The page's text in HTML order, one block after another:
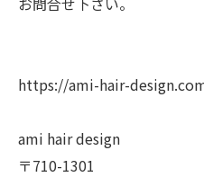
https://ami-hair-
ami hair design
〒710-1301